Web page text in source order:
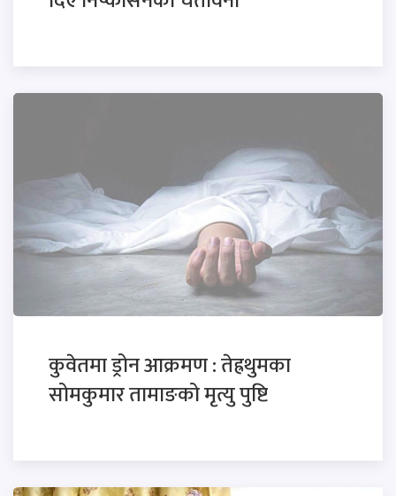
कुवेतमा ड्रोन आक्रमण : तेह्रथुमका
सोमकुमार तामाङको मृत्यु पुष्टि